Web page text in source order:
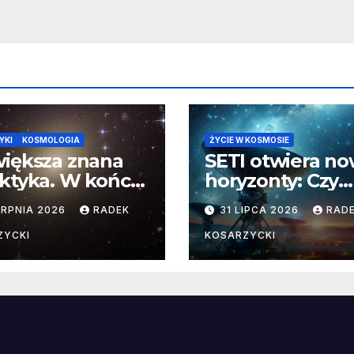
KOSMOLOGIA
znana
W końcu
jej
wymiary
2026 RADEK
ŻYCIE W KOSMOSIE
SETI otwiera
horyzonty: Czy
pozaziemskie
sygnały
miejscach?
31 LIPCA 2026
KOSARZYCKI